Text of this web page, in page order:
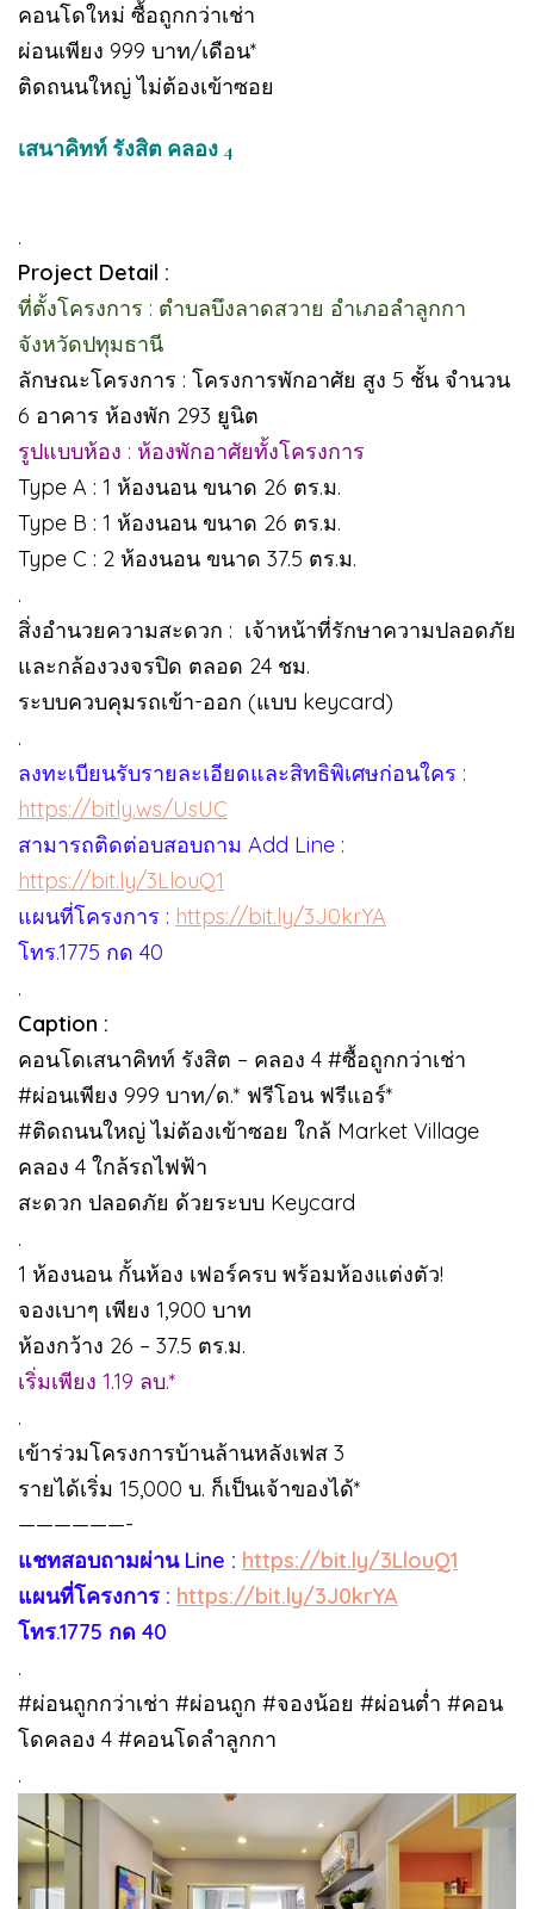
คอนโดใหม่ ซื้อถูกกว่าเช่า
ผ่อนเพียง 999 บาท/เดือน*
ติดถนนใหญ่ ไม่ต้องเข้าซอย
เสนาคิทท์ รังสิต คลอง 4
.
Project Detail :
ที่ตั้งโครงการ : ตำบลบึงลาดสวาย อำเภอลำลูกกา
จังหวัดปทุมธานี
ลักษณะโครงการ : โครงการพักอาศัย สูง 5 ชั้น จำนวน
6 อาคาร ห้องพัก 293 ยูนิต
รูปแบบห้อง : ห้องพักอาศัยทั้งโครงการ
Type A : 1 ห้องนอน ขนาด 26 ตร.ม.
Type B : 1 ห้องนอน ขนาด 26 ตร.ม.
Type C : 2 ห้องนอน ขนาด 37.5 ตร.ม.
.
สิ่งอำนวยความสะดวก : เจ้าหน้าที่รักษาความปลอดภัย
และกล้องวงจรปิด ตลอด 24 ชม.
ระบบควบคุมรถเข้า-ออก (แบบ keycard)
.
ลงทะเบียนรับรายละเอียดและสิทธิพิเศษก่อนใคร :
https://bitly.ws/UsUC
สามารถติดต่อบสอบถาม Add Line :
https://bit.ly/3LlouQ1
แผนที่โครงการ : https://bit.ly/3J0krYA
โทร.1775 กด 40
.
Caption :
คอนโดเสนาคิทท์ รังสิต – คลอง 4 #ซื้อถูกกว่าเช่า
#ผ่อนเพียง 999 บาท/ด.* ฟรีโอน ฟรีแอร์*
#ติดถนนใหญ่ ไม่ต้องเข้าซอย ใกล้ Market Village
คลอง 4 ใกล้รถไฟฟ้า
สะดวก ปลอดภัย ด้วยระบบ Keycard
.
1 ห้องนอน กั้นห้อง เฟอร์ครบ พร้อมห้องแต่งตัว!
จองเบาๆ เพียง 1,900 บาท
ห้องกว้าง 26 – 37.5 ตร.ม.
เริ่มเพียง 1.19 ลบ.*
.
เข้าร่วมโครงการบ้านล้านหลังเฟส 3
รายได้เริ่ม 15,000 บ. ก็เป็นเจ้าของได้*
——————-
แชทสอบถามผ่าน Line : https://bit.ly/3LlouQ1
แผนที่โครงการ : https://bit.ly/3J0krYA
โทร.1775 กด 40
.
#ผ่อนถูกกว่าเช่า #ผ่อนถูก #จองน้อย #ผ่อนต่ำ #คอน
โดคลอง 4 #คอนโดลำลูกกา
.